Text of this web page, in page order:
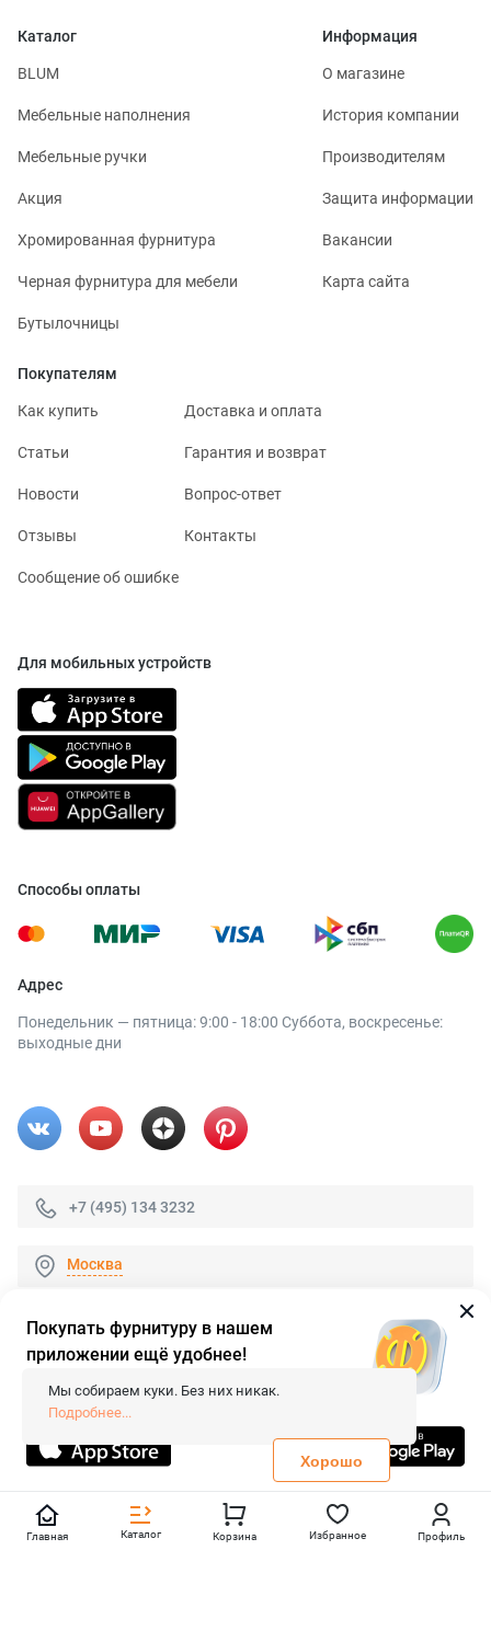
Каталог
BLUM
Мебельные наполнения
Мебельные ручки
Акция
Хромированная фурнитура
Черная фурнитура для мебели
Бутылочницы
Информация
О магазине
История компании
Производителям
Защита информации
Вакансии
Карта сайта
Покупателям
Как купить Доставка и оплата
Статьи Гарантия и возврат
Новости Вопрос-ответ
Отзывы Контакты
Сообщение об ошибке
Для мобильных устройств
Способы оплаты
Адрес
Понедельник — пятница: 9:00 - 18:00 Суббота, воскресенье:
выходные дни
+7 (495) 134 3232
Москва
© 2026 «FieraShop.ru»
Сопровождение сайта
- Вебформат.
Все права защищены.
Не является публичной офертой
Политика конфиденциальности
Главная Каталог Корзина Избранное Профиль
Покупать фурнитуру в нашем
приложении ещё удобнее!
Мы собираем куки. Без них никак.
Подробнее...
Хорошо